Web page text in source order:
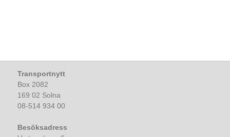
Transportnytt
Box 2082
169 02 Solna
08-514 934 00
Besöksadress